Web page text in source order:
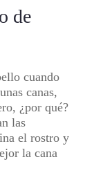
de
cuando
canas,
¿por qué?
las
el rostro y
la cana